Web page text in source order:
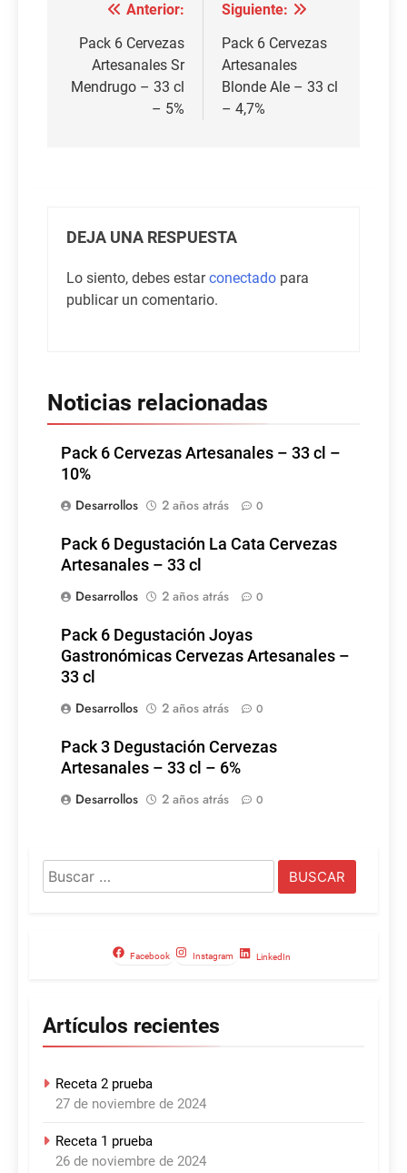
Navegación
de
entradas
Anterior:
Pack 6 Cervezas
Artesanales Sr
Mendrugo – 33 cl
– 5%
Siguiente:
Pack 6 Cervezas
Artesanales
Blonde Ale – 33 cl
– 4,7%
DEJA UNA RESPUESTA
Lo siento, debes estarconectado para
publicar un comentario.
Noticias relacionadas
Pack 6 Cervezas Artesanales – 33 cl –
10%
Desarrollos
2 años atrás 0
Pack 6 Degustación La Cata Cervezas
Artesanales – 33 cl
Desarrollos
2 años atrás 0
Pack 6 Degustación Joyas
Gastronómicas Cervezas Artesanales –
33 cl
Desarrollos
2 años atrás 0
Pack 3 Degustación Cervezas
Artesanales – 33 cl – 6%
Desarrollos
2 años atrás 0
Buscar:
Facebook Instagram LinkedIn
Artículos recientes
Receta 2 prueba
27 de noviembre de 2024
Receta 1 prueba
26 de noviembre de 2024